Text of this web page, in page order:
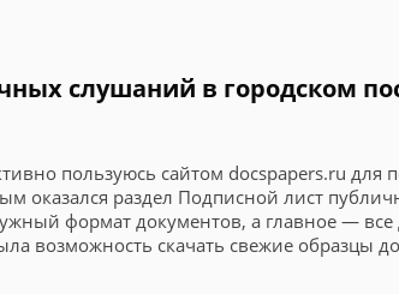
слушаний в городском
пользуюсь сайтом docspapers.ru
оказался раздел Подписной лист
формат документов, а главное —
возможность скачать свежие образцы